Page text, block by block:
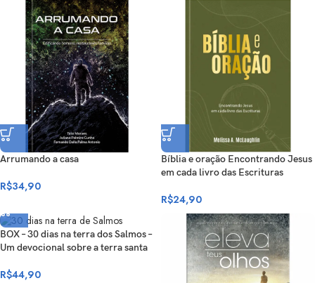
Arrumando a casa
R$34,90
Bíblia e oração Encontrando Jesus
em cada livro das Escrituras
R$24,90
BOX – 30 dias na terra dos Salmos –
Um devocional sobre a terra santa
R$44,90